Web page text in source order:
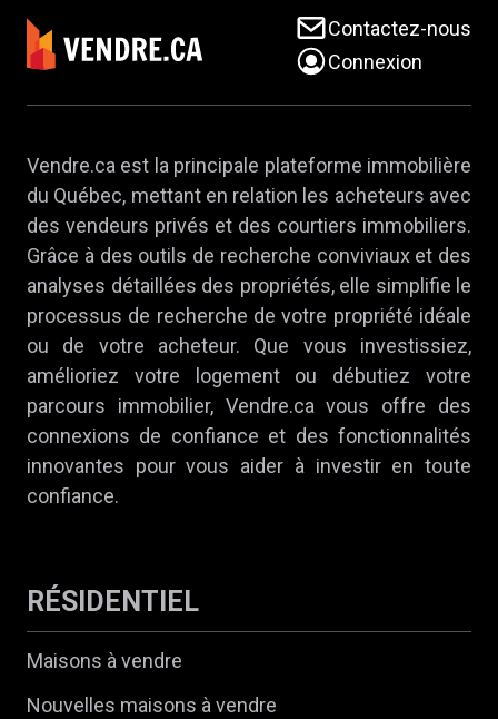
Contactez-nous
Connexion
Vendre.ca est la principale plateforme immobilière
du Québec, mettant en relation les acheteurs avec
des vendeurs privés et des courtiers immobiliers.
Grâce à des outils de recherche conviviaux et des
analyses détaillées des propriétés, elle simplifie le
processus de recherche de votre propriété idéale
ou de votre acheteur. Que vous investissiez,
amélioriez votre logement ou débutiez votre
parcours immobilier, Vendre.ca vous offre des
connexions de confiance et des fonctionnalités
innovantes pour vous aider à investir en toute
confiance.
RÉSIDENTIEL
Maisons à vendre
Nouvelles maisons à vendre